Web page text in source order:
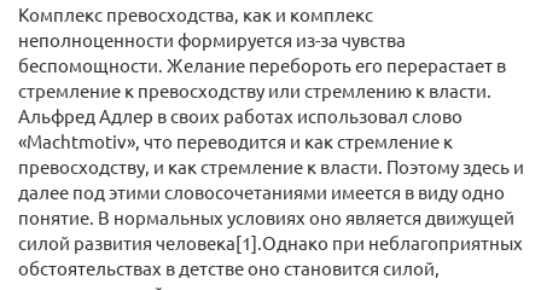
Комплекс превосходства, как и комплекс
неполноценности формируется из-за чувства
беспомощности. Желание перебороть его перерастает в
стремление к превосходству или стремлению к власти.
Альфред Адлер в своих работах использовал слово
«Мachtmotiv», что переводится и как стремление к
превосходству, и как стремление к власти. Поэтому здесь и
далее под этими словосочетаниями имеется в виду одно
понятие. В нормальных условиях оно является движущей
силой развития человека[1].Однако при неблагоприятных
обстоятельствах в детстве оно становится силой,